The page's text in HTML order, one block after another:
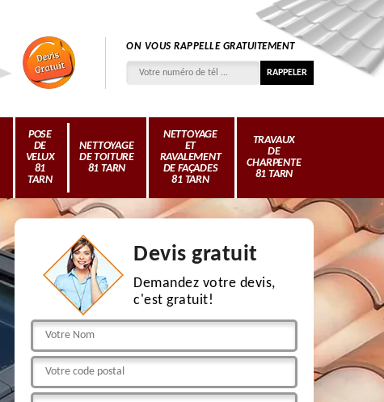
ON VOUS RAPPELLE GRATUITEMENT
POSE
DE
VELUX
81
TARN
NETTOYAGE
DE TOITURE
81 TARN
NETTOYAGE
ET
RAVALEMENT
DE FAÇADES
81 TARN
TRAVAUX
DE
CHARPENTE
81 TARN
Devis gratuit
Demandez votre devis,
c'est gratuit!